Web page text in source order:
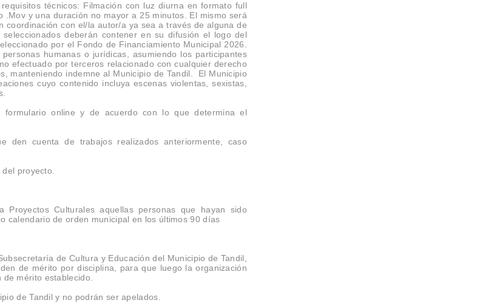
técnicos: Filmación con luz diurna en formato full
y una duración no mayor a 25 minutos. El mismo será
coordinación con el/la autor/a ya sea a través de alguna de
deberán contener en su difusión el logo del
por el Fondo de Financiamiento Municipal 2026.
humanas o jurídicas, asumiendo los participantes
efectuado por terceros relacionado con cualquier derecho
manteniendo indemne al Municipio de Tandil. El Municipio
cuyo contenido incluya escenas violentas, sexistas,
online y de acuerdo con lo que determina el
den cuenta de trabajos realizados anteriormente, caso
proyecto.
Culturales aquellas personas que hayan sido
calendario de orden municipal en los últimos 90 días
de Cultura y Educación del Municipio de Tandil,
de mérito por disciplina, para que luego la organización
mérito establecido.
de Tandil y no podrán ser apelados.